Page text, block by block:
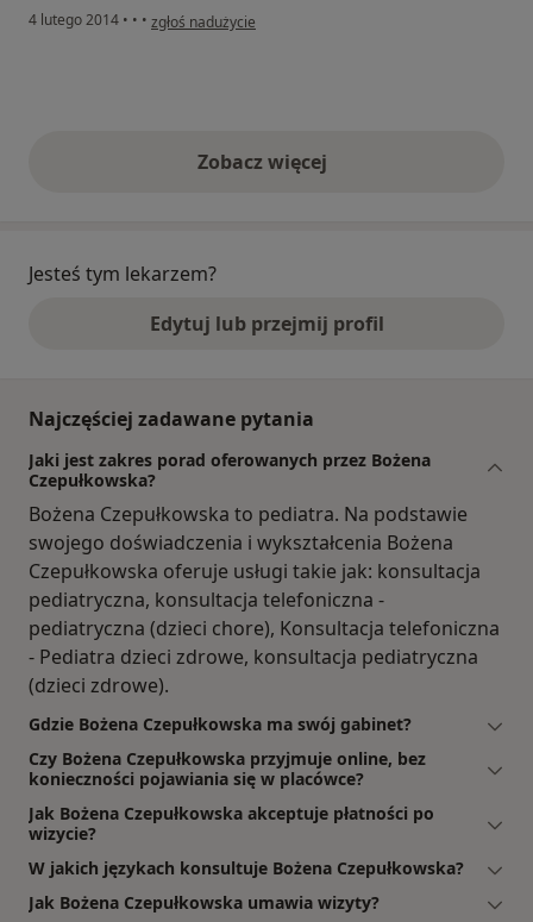
4 lutego 2014 • • • w opinii użytkownika Konto zostało usunięte
zgłoś nadużycie
Zobacz więcejopinie powyżej
Jesteś tym lekarzem?
Edytuj lub przejmij profil
Najczęściej zadawane pytania
Jaki jest zakres porad oferowanych przez Bożena
Czepułkowska?
Bożena Czepułkowska to pediatra. Na podstawie
swojego doświadczenia i wykształcenia Bożena
Czepułkowska oferuje usługi takie jak: konsultacja
pediatryczna, konsultacja telefoniczna -
pediatryczna (dzieci chore), Konsultacja telefoniczna
- Pediatra dzieci zdrowe, konsultacja pediatryczna
(dzieci zdrowe).
Gdzie Bożena Czepułkowska ma swój gabinet?
Czy Bożena Czepułkowska przyjmuje online, bez
konieczności pojawiania się w placówce?
Jak Bożena Czepułkowska akceptuje płatności po
wizycie?
W jakich językach konsultuje Bożena Czepułkowska?
Jak Bożena Czepułkowska umawia wizyty?